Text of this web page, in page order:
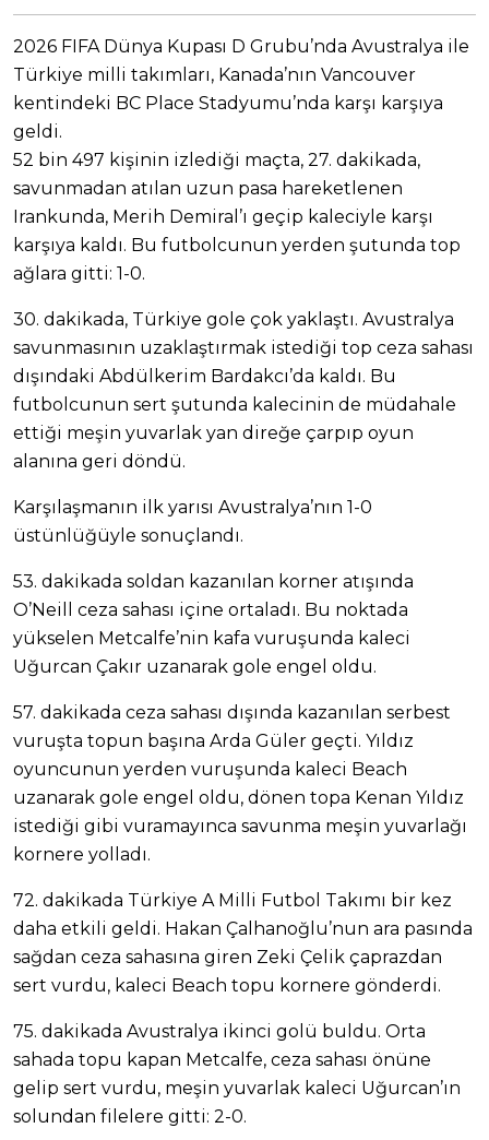
2026 FIFA Dünya Kupası D Grubu’nda Avustralya ile
Türkiye milli takımları, Kanada’nın Vancouver
kentindeki BC Place Stadyumu’nda karşı karşıya
geldi.
52 bin 497 kişinin izlediği maçta, 27. dakikada,
savunmadan atılan uzun pasa hareketlenen
Irankunda, Merih Demiral’ı geçip kaleciyle karşı
karşıya kaldı. Bu futbolcunun yerden şutunda top
ağlara gitti: 1-0.
30. dakikada, Türkiye gole çok yaklaştı. Avustralya
savunmasının uzaklaştırmak istediği top ceza sahası
dışındaki Abdülkerim Bardakcı’da kaldı. Bu
futbolcunun sert şutunda kalecinin de müdahale
ettiği meşin yuvarlak yan direğe çarpıp oyun
alanına geri döndü.
Karşılaşmanın ilk yarısı Avustralya’nın 1-0
üstünlüğüyle sonuçlandı.
53. dakikada soldan kazanılan korner atışında
O’Neill ceza sahası içine ortaladı. Bu noktada
yükselen Metcalfe’nin kafa vuruşunda kaleci
Uğurcan Çakır uzanarak gole engel oldu.
57. dakikada ceza sahası dışında kazanılan serbest
vuruşta topun başına Arda Güler geçti. Yıldız
oyuncunun yerden vuruşunda kaleci Beach
uzanarak gole engel oldu, dönen topa Kenan Yıldız
istediği gibi vuramayınca savunma meşin yuvarlağı
kornere yolladı.
72. dakikada Türkiye A Milli Futbol Takımı bir kez
daha etkili geldi. Hakan Çalhanoğlu’nun ara pasında
sağdan ceza sahasına giren Zeki Çelik çaprazdan
sert vurdu, kaleci Beach topu kornere gönderdi.
75. dakikada Avustralya ikinci golü buldu. Orta
sahada topu kapan Metcalfe, ceza sahası önüne
gelip sert vurdu, meşin yuvarlak kaleci Uğurcan’ın
solundan filelere gitti: 2-0.